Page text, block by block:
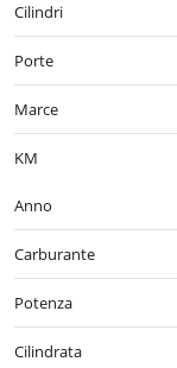
Cilindri
Porte
Marce
KM
Anno
Carburante
Potenza
Cilindrata